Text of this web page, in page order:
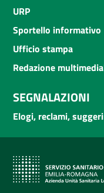
URP
Sportello informativo
Ufficio stampa
Redazione
SEGNALAZIONI
Elogi, reclami,